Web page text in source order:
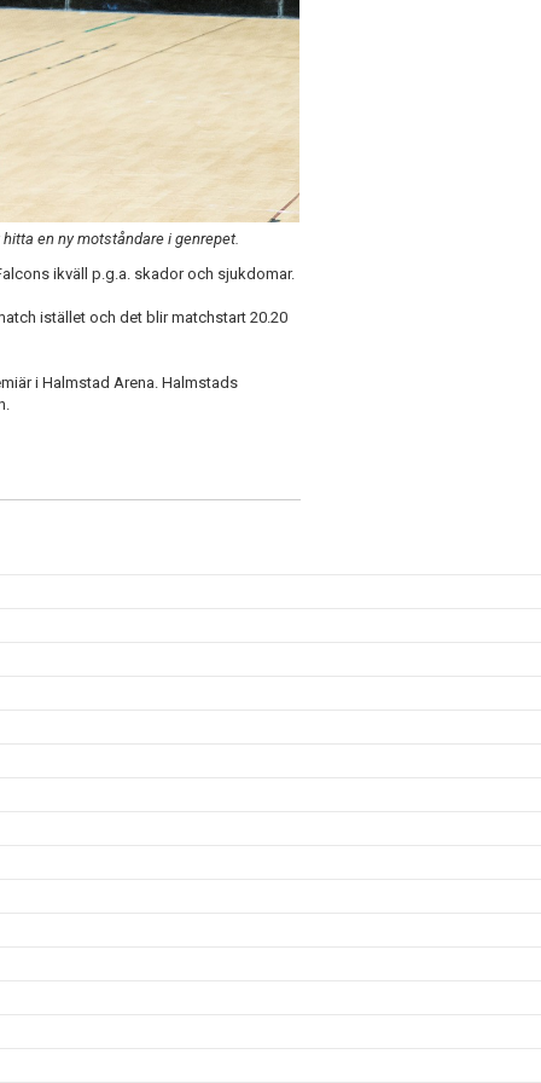
en ny motståndare i genrepet.
ikväll p.g.a. skador och sjukdomar.
istället och det blir matchstart 20.20
i Halmstad Arena. Halmstads